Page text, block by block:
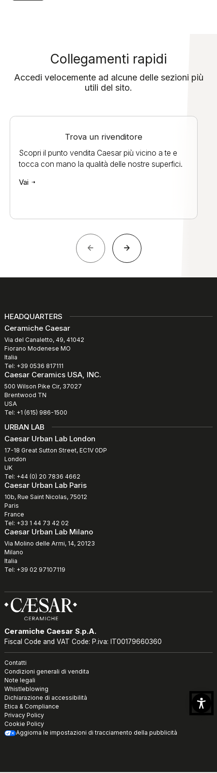
Collegamenti rapidi
Accedi velocemente ad alcune delle sezioni più
utili del sito.
Trova un rivenditore
Scopri il punto vendita Caesar più vicino a te e
tocca con mano la qualità delle nostre superfici.
Vai
HEADQUARTERS
Ceramiche Caesar
Via del Canaletto, 49, 41042
Fiorano Modenese MO
Italia
Tel: +39 0536 817111
Caesar Ceramics USA, INC.
500 Wilson Pike Cir, 37027
Brentwood TN
USA
Tel: +1 (615) 986-1500
URBAN LAB
Caesar Urban Lab London
17-18 Great Sutton Street, EC1V 0DP
London
UK
Tel: +44 (0) 20 7836 4662
Caesar Urban Lab Paris
10b, Rue Saint Nicolas, 75012
Paris
France
Tel: +33 1 44 73 42 02
Caesar Urban Lab Milano
Via Molino delle Armi, 14, 20123
Milano
Italia
Tel: +39 02 97107119
Ceramiche Caesar S.p.A.
Fiscal Code and VAT Code: P.iva: IT00179660360
Contatti
Condizioni generali di vendita
Note legali
Whistleblowing
Dichiarazione di accessibilità
Etica & Compliance
Privacy Policy
Cookie Policy
Aggiorna le impostazioni di tracciamento della pubblicità